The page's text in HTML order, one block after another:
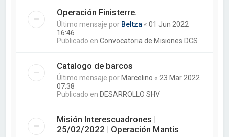
Operación Finisterre.
Último mensaje por Beltza «01 Jun 2022
16:46
Publicado enConvocatoria de Misiones DCS
Catalogo de barcos
Último mensaje por Marcelino « 23 Mar 2022
07:38
Publicado en DESARROLLO SHV
Misión Interescuadrones |
25/02/2022 | Operación Mantis